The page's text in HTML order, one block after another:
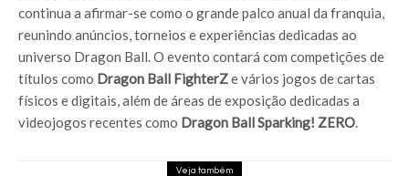
continua a afirmar-se como o grande palco anual da franquia,
reunindo anúncios, torneios e experiências dedicadas ao
universo Dragon Ball. O evento contará com competições de
títulos como Dragon Ball FighterZe vários jogos de cartas
físicos e digitais, além de áreas de exposição dedicadas a
videojogos recentes como Dragon Ball Sparking! ZERO.
Veja também